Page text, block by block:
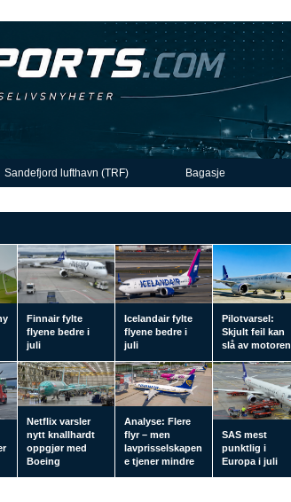
Sandefjord lufthavn (TRF) Bagasje
Finnair fylte
flyene bedre i
juli
Icelandair fylte
flyene bedre i
juli
Pilotvarsel:
Skjult feil kan
slå av motoren
Netflix varsler
nytt knallhardt
oppgjør med
Boeing
Analyse: Flere
flyr – men
lavprisselskapen
e tjener mindre
SAS mest
punktlig i
Europa i juli